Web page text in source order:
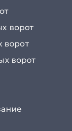
ворот
ворот
ворот